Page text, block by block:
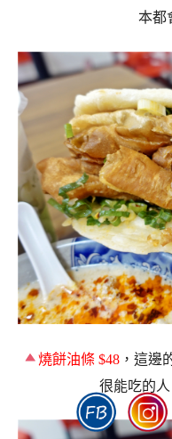
本都
燒餅油條 $48 ，這邊
很能吃的